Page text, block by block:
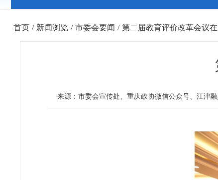
首页 / 新闻浏览 / 市委会要闻 / 第二届教育评价改革会议
来源：市委会宣传处、重庆政协微信公众号、江津